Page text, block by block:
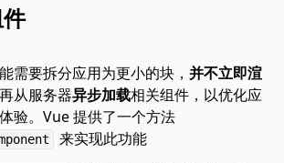
需要拆分应用为更小的块， 并不立即渲
从服务器异步加载相关组件，以优化应
验。Vue 提供了一个方法
来实现此功能